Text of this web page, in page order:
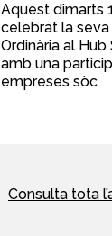
Aquest dimarts
celebrat la
Ordinària al
amb una
empreses sòc
Consulta tota